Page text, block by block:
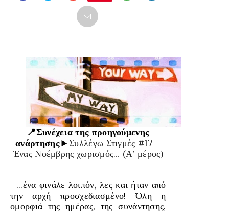
📍Συνέχεια της προηγούμενης
ανάρτησης►Συλλέγω Στιγμές #17 –
Ένας Νοέμβρης χωρισμός… (Α’ μέρος)
…ένα φινάλε λοιπόν, λες και ήταν από
την αρχή προσχεδιασμένο! Όλη η
ομορφιά της ημέρας, της συνάντησης,